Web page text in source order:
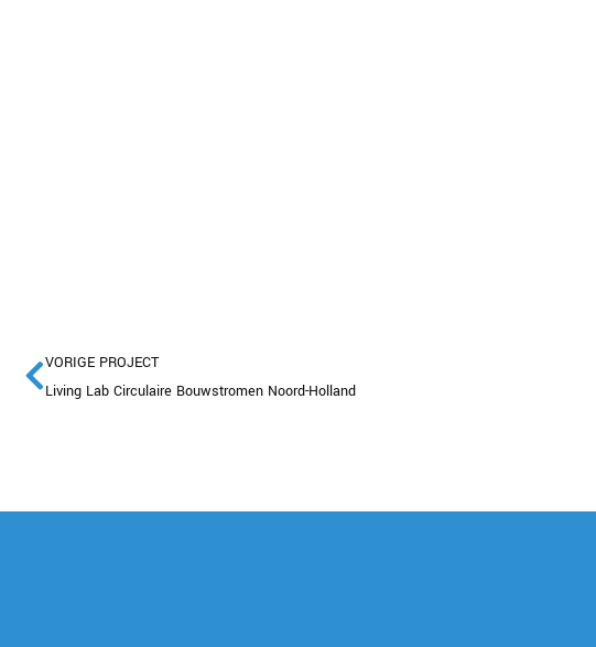
VORIGE PROJECT
Living Lab Circulaire Bouwstromen Noord-Holland